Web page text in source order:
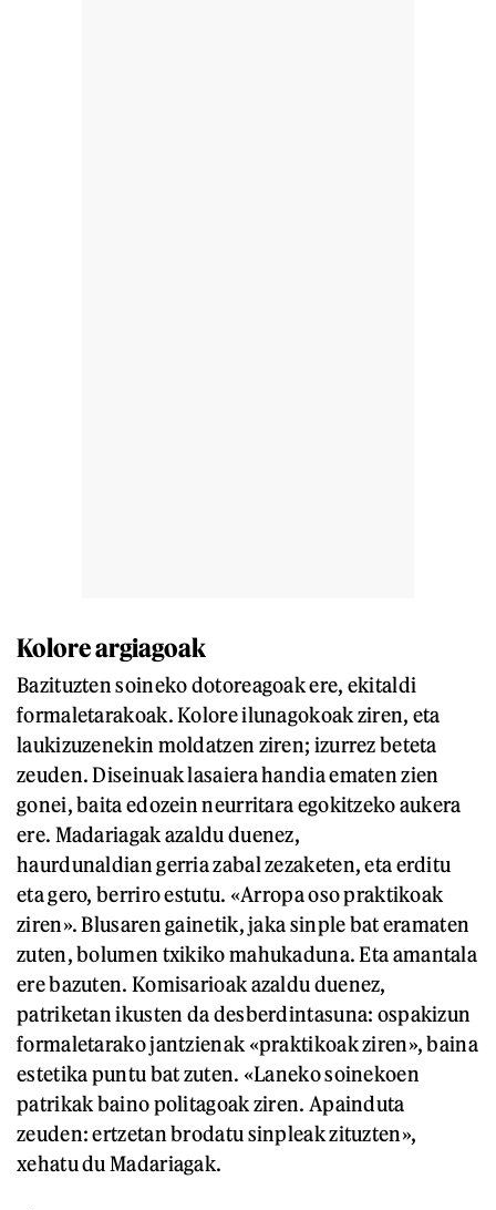
Kolore argiagoak
Bazituzten soineko dotoreagoak ere, ekitaldi
formaletarakoak. Kolore ilunagokoak ziren, eta
laukizuzenekin moldatzen ziren; izurrez beteta
zeuden. Diseinuak lasaiera handia ematen zien
gonei, baita edozein neurritara egokitzeko aukera
ere. Madariagak azaldu duenez,
haurdunaldian gerria zabal zezaketen, eta erditu
eta gero, berriro estutu. «Arropa oso praktikoak
ziren». Blusaren gainetik, jaka sinple bat eramaten
zuten, bolumen txikiko mahukaduna. Eta amantala
ere bazuten. Komisarioak azaldu duenez,
patriketan ikusten da desberdintasuna: ospakizun
formaletarako jantzienak «praktikoak ziren», baina
estetika puntu bat zuten. «Laneko soinekoen
patrikak baino politagoak ziren. Apainduta
zeuden: ertzetan brodatu sinpleak zituzten»,
xehatu du Madariagak.